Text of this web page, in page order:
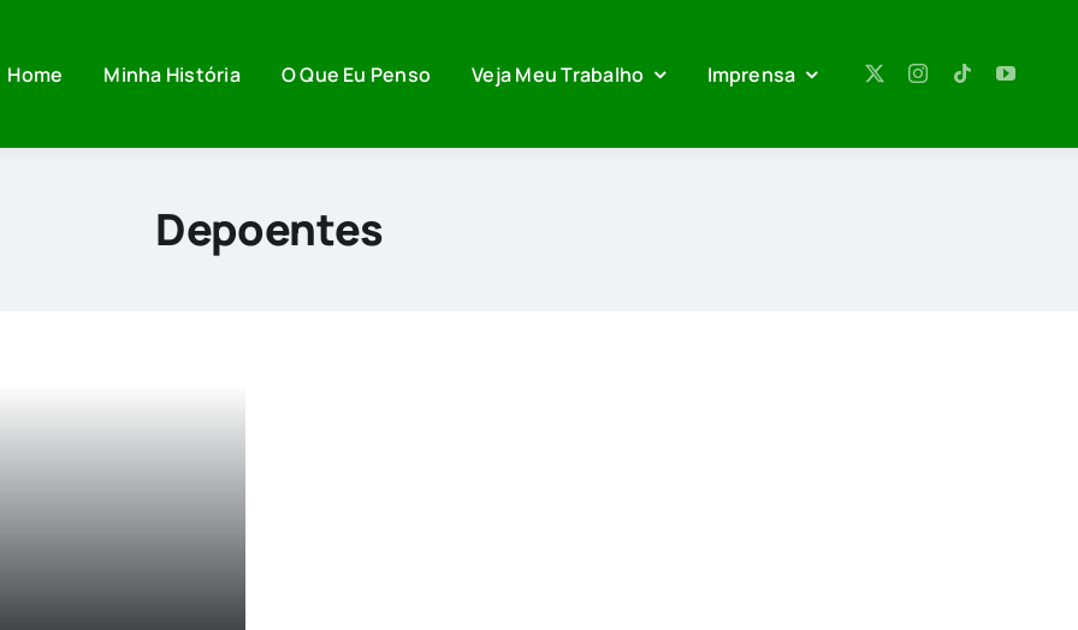
Home Minha História O Que Eu Penso Veja Meu Trabalho Imprensa
Depoentes